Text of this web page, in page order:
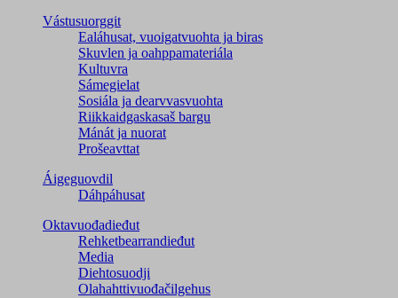
Vástusuorggit
Ealáhusat, vuoigatvuohta ja biras
Skuvlen ja oahppamateriála
Kultuvra
Sámegielat
Sosiála ja dearvvasvuohta
Riikkaidgaskasaš bargu
Mánát ja nuorat
Prošeavttat
Áigeguovdil
Dáhpáhusat
Oktavuođadieđut
Rehketbearrandieđut
Media
Diehtosuodji
Olahahttivuođačilgehus